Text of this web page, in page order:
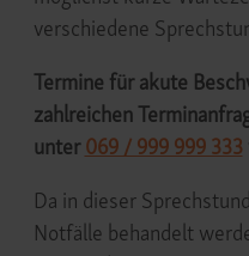
verschiedene
Termine für akute
zahlreichen
unter069 / 999 999 333
Da in dieser
Notfälle behandelt